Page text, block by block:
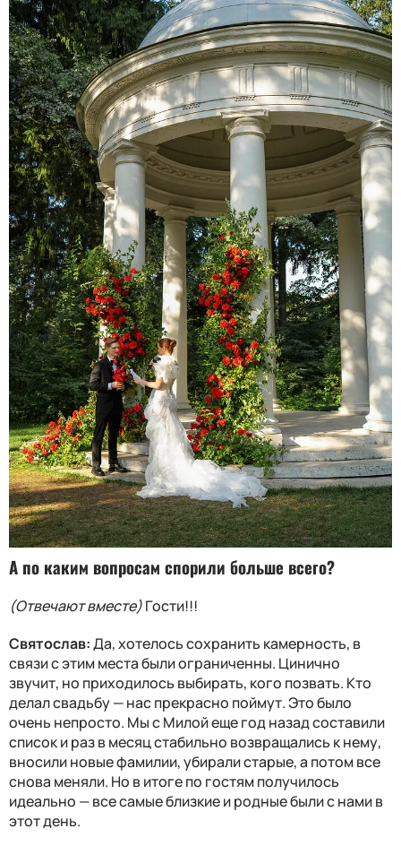
А по каким вопросам спорили больше всего?
(Отвечают вместе)Гости!!!
Святослав:Да, хотелось сохранить камерность, в
связи с этим места были ограниченны. Цинично
звучит, но приходилось выбирать, кого позвать. Кто
делал свадьбу — нас прекрасно поймут. Это было
очень непросто. Мы с Милой еще год назад составили
список и раз в месяц стабильно возвращались к нему,
вносили новые фамилии, убирали старые, а потом все
снова меняли. Но в итоге по гостям получилось
идеально — все самые близкие и родные были с нами в
этот день.